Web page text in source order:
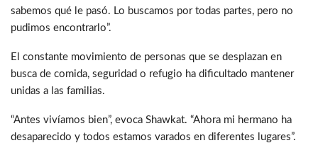
sabemos qué le pasó. Lo buscamos por todas partes, pero no
pudimos encontrarlo”.
El constante movimiento de personas que se desplazan en
busca de comida, seguridad o refugio ha dificultado mantener
unidas a las familias.
“Antes vivíamos bien”, evoca Shawkat. “Ahora mi hermano ha
desaparecido y todos estamos varados en diferentes lugares”.